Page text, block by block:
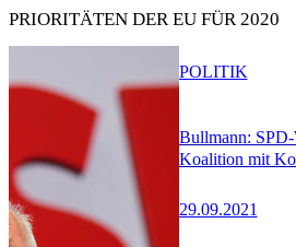
PRIORITÄTEN DER EU FÜR 2020
Bullmann: SPD-
Koalition mit
29.09.2021
POLITIK